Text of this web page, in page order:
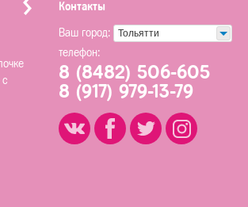
Контакты
Ваш город: Тольятти
телефон:
8 (8482) 506-605
8 (917) 979-13-79